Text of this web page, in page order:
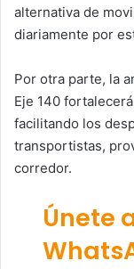
alternativa de
diariamente por
Por otra parte, la
Eje 140
facilitando los
transportistas,
corredor.
Únete